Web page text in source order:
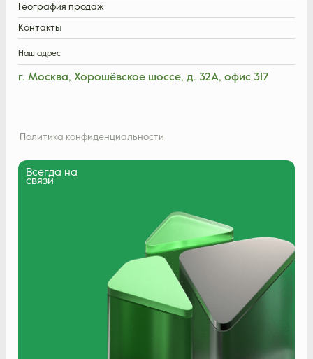
География продаж
Контакты
Политика конфиденциальности
Наш адрес
г. Москва, Хорошёвское шоссе, д. 32А, офис 317
Всегда на
связи